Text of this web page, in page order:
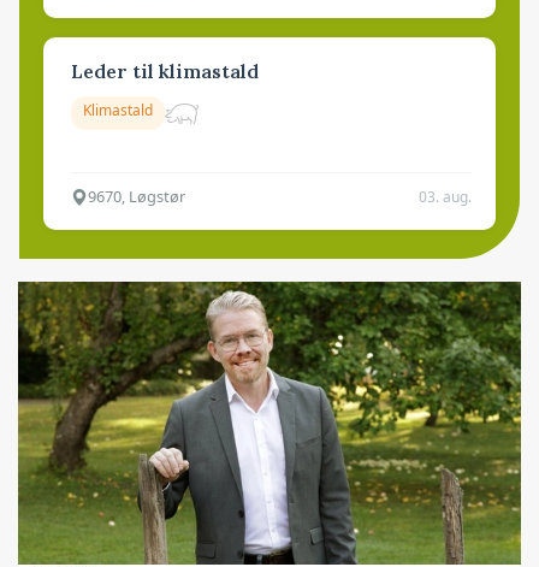
Leder til klimastald
Klimastald
9670, Løgstør 03. aug.